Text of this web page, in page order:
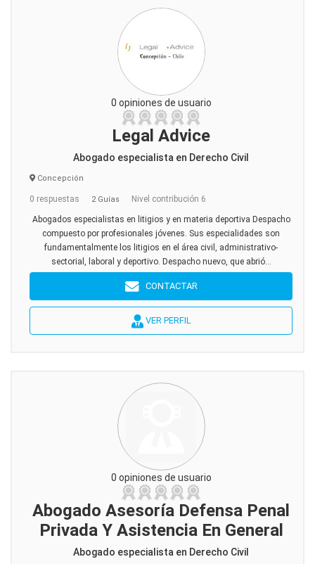
0 opiniones de usuario
Legal Advice
Abogado especialista en Derecho Civil
Concepción
0 respuestas 2 Guías Nivel contribución 6
Abogados especialistas en litigios y en materia deportiva Despacho
compuesto por profesionales jóvenes. Sus especialidades son
fundamentalmente los litigios en el área civil, administrativo-
sectorial, laboral y deportivo. Despacho nuevo, que abrió...
CONTACTAR
VER PERFIL
0 opiniones de usuario
Abogado Asesoría Defensa Penal
Privada Y Asistencia En General
Abogado especialista en Derecho Civil